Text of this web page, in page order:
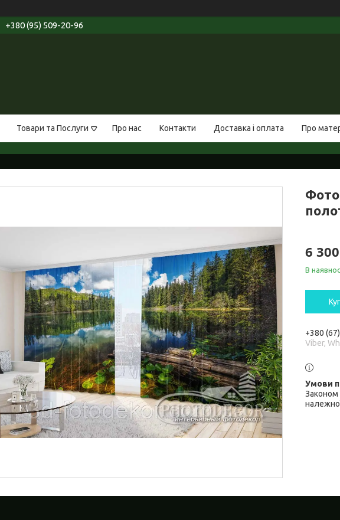
+380 (95) 509-20-96
Товари та Послуги Про нас Контакти Доставка і оплата Про
6
В
+380
Viber,
Законом